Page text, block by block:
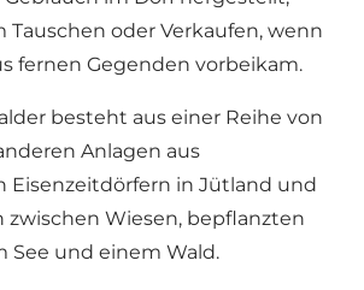
Tauschen oder Verkaufen, wenn
fernen Gegenden vorbeikam.
besteht aus einer Reihe von
Anlagen aus
Eisenzeitdörfern in Jütland und
zwischen Wiesen, bepflanzten
See und einem Wald.